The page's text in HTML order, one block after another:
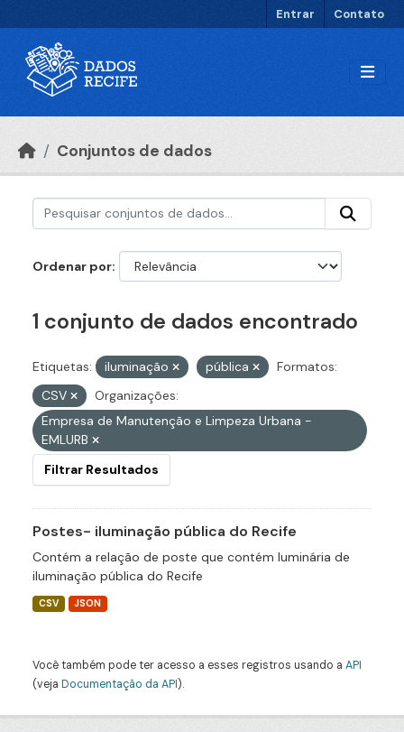
Entrar Contato
Conjuntos de dados
Ordenar por
1 conjunto de dados encontrado
Etiquetas: iluminação pública
Formatos:
CSV
Organizações:
Empresa de Manutenção e Limpeza Urbana -
EMLURB
Filtrar Resultados
Postes- iluminação pública do Recife
Contém a relação de poste que contém luminária de
iluminação pública do Recife
CSV JSON
Você também pode ter acesso a esses registros usando a API
(veja Documentação da API).